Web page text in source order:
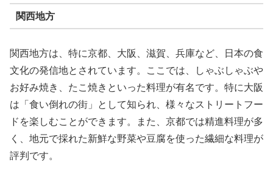
関西地方
関西地方は、特に京都、大阪、滋賀、兵庫など、日本の食
文化の発信地とされています。ここでは、しゃぶしゃぶや
お好み焼き、たこ焼きといった料理が有名です。特に大阪
は「食い倒れの街」として知られ、様々なストリートフー
ドを楽しむことができます。また、京都では精進料理が多
く、地元で採れた新鮮な野菜や豆腐を使った繊細な料理が
評判です。